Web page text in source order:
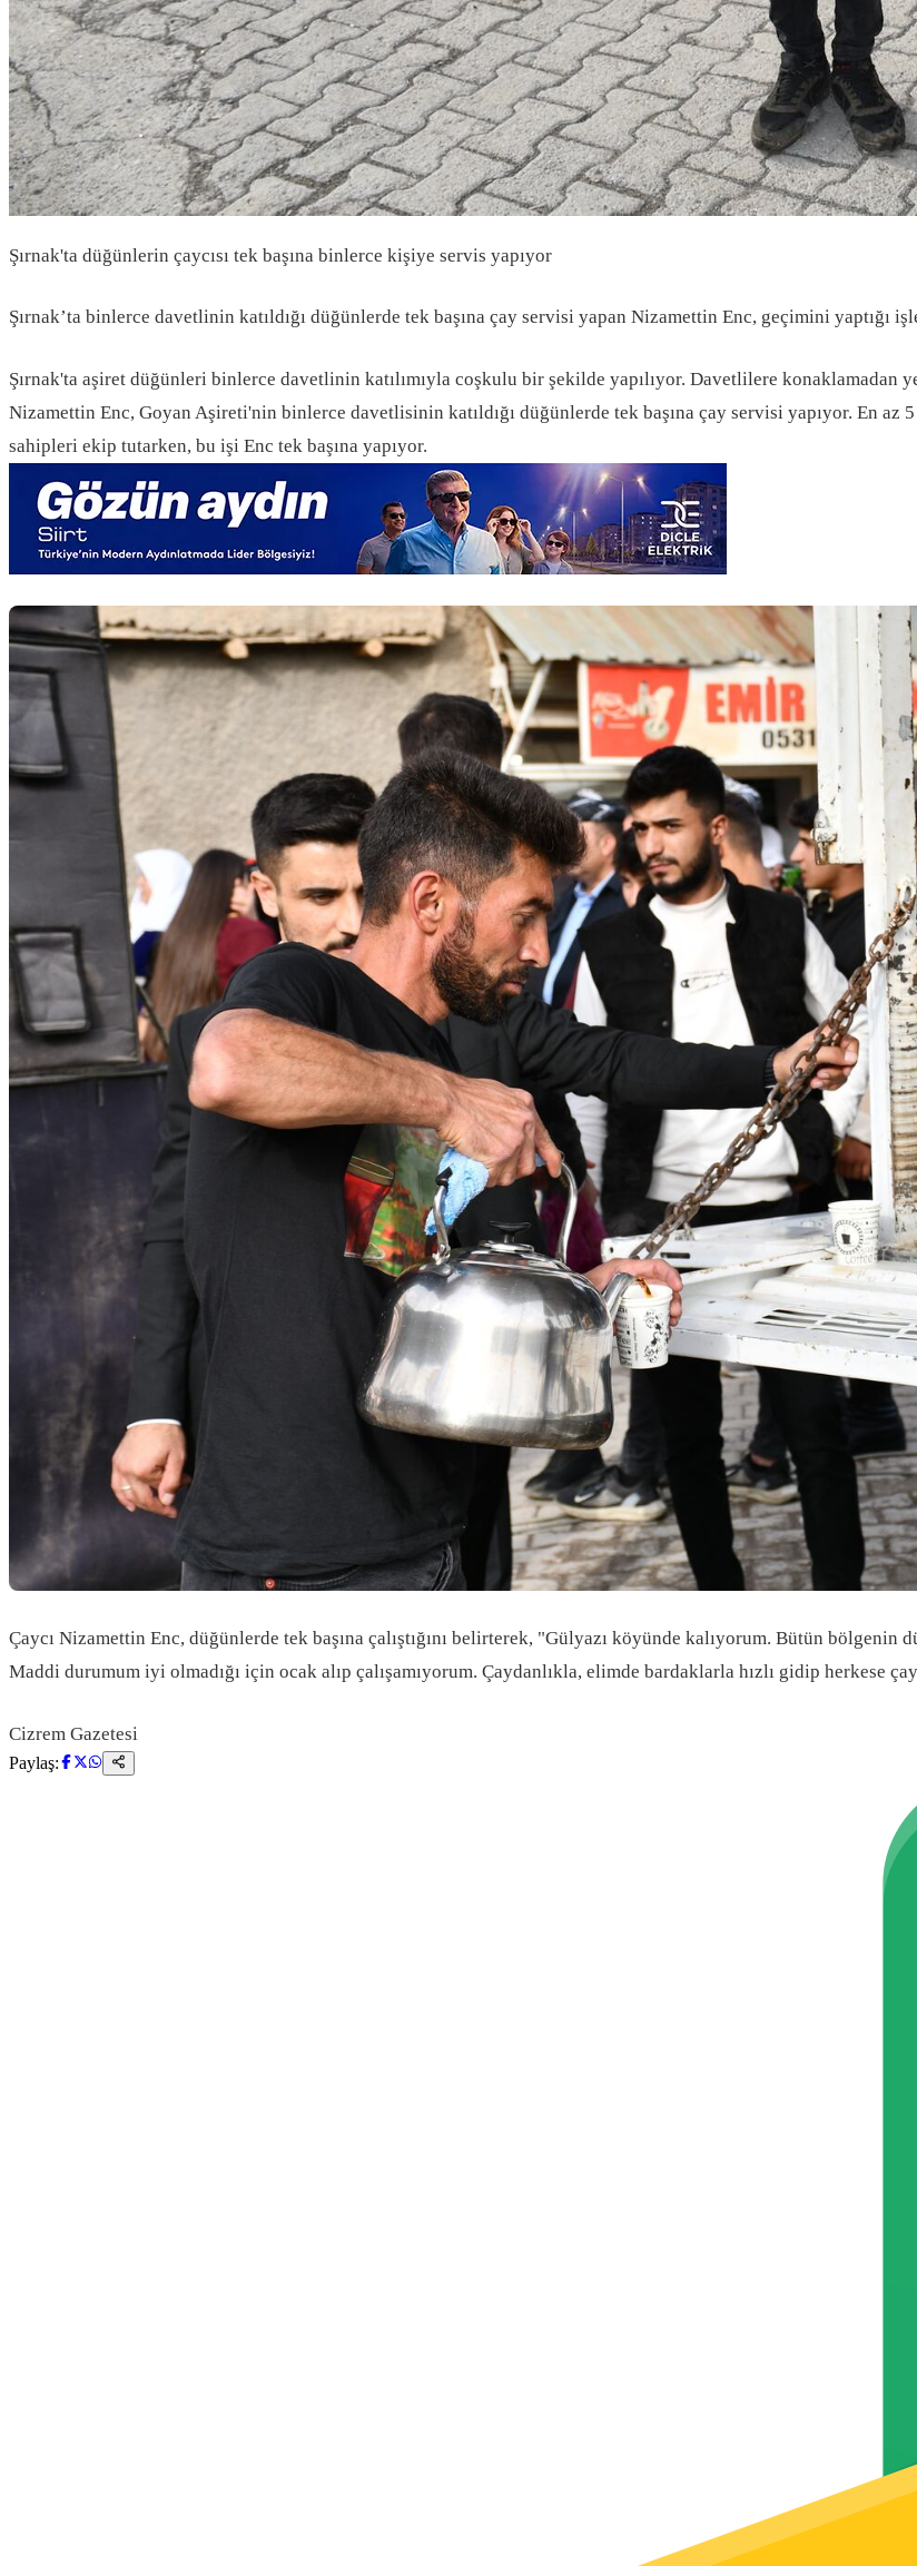
Şırnak'ta düğünlerin çaycısı tek başına binlerce kişiye servis yapıyor
Şırnak’ta binlerce davetlinin katıldığı düğünlerde tek başına çay servisi yapan Nizamettin Enc, geçimini yaptığı
Şırnak'ta aşiret düğünleri binlerce davetlinin katılımıyla coşkulu bir şekilde yapılıyor. Davetlilere
Nizamettin Enc, Goyan Aşireti'nin binlerce davetlisinin katıldığı düğünlerde tek başına çay servisi yapıyor. En
sahipleri ekip tutarken, bu işi Enc tek başına yapıyor.
Çaycı Nizamettin Enc, düğünlerde tek başına çalıştığını belirterek, "Gülyazı köyünde kalıyorum. Bütün
Maddi durumum iyi olmadığı için ocak alıp çalışamıyorum. Çaydanlıkla, elimde bardaklarla hızlı gidip herkese
Cizrem Gazetesi
Paylaş: